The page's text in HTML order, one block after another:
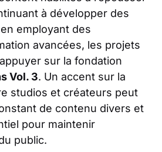
à développer des
employant des
avancées, les projets
sur la fondation
Vol. 3. Un accent sur la
studios et créateurs peut
de contenu divers et
pour maintenir
public.